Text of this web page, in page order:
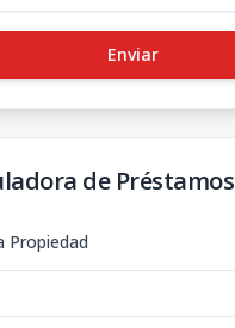
Enviar
de Préstamos
Propiedad